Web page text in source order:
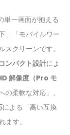
単一画面が抱える
」「モバイルワー
クリーンです。
ンパクト設計によ
解像度（Pro モ
柔軟な対応」、
による「高い互換
ます。